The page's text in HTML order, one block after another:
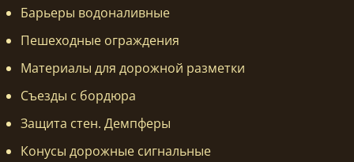
Барьеры водоналивные
Пешеходные ограждения
Материалы для дорожной разметки
Съезды с бордюра
Защита стен. Демпферы
Конусы дорожные сигнальные